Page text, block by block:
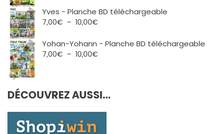
10,00€
prix :
10,00€
Yves - Planche BD téléchargeable
7,00€ – 10,00€
prix :
Yohan-Yohann - Planche BD téléchargeable
7,00€ – 10,00€
à
DÉCOUVREZ AUSSI…